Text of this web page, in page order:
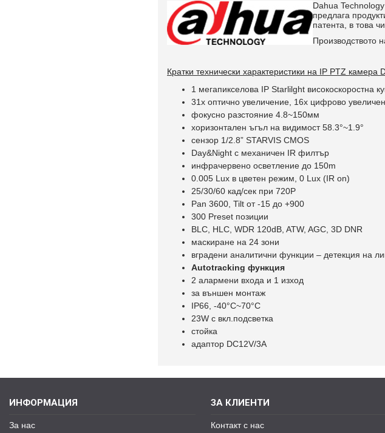
Dahua
предлага
патента, в това
Производството
Кратки технически характеристики на IP PTZ камера
1 мегапикселова IP Starlilght високоскоростна
31х оптично увеличение, 16х цифрово
фокусно разстояние 4.8~150мм
хоризонтален ъгъл на видимост 58.3°~1.9°
сензор 1/2.8” STARVIS CMOS
Day&Night с механичен IR филтър
инфрачервено осветление до 150m
0.005 Lux в цветен режим, 0 Lux (IR on)
25/30/60 кад/сек при 720P
Pan 3600, Tilt от -15 до +900
300 Preset позиции
BLC, HLC, WDR 120dB, ATW, AGC, 3D DNR
маскиране на 24 зони
вградени аналитични функции – детекция на
Autotracking функция
2 алармени входа и 1 изход
за външен монтаж
IP66, -40°C~70°C
23W с вкл.подсветка
стойка
адаптор DC12V/3A
ИНФОРМАЦИЯ
За нас
ЗА КЛИЕНТИ
Контакт с нас